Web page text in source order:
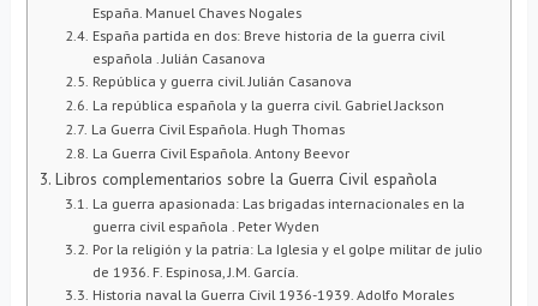
España. Manuel Chaves Nogales
España partida en dos: Breve historia de la guerra civil
española . Julián Casanova
República y guerra civil. Julián Casanova
La república española y la guerra civil. Gabriel Jackson
La Guerra Civil Española. Hugh Thomas
La Guerra Civil Española. Antony Beevor
Libros complementarios sobre la Guerra Civil española
La guerra apasionada: Las brigadas internacionales en la
guerra civil española . Peter Wyden
Por la religión y la patria: La Iglesia y el golpe militar de julio
de 1936. F. Espinosa, J.M. García.
Historia naval la Guerra Civil 1936-1939. Adolfo Morales